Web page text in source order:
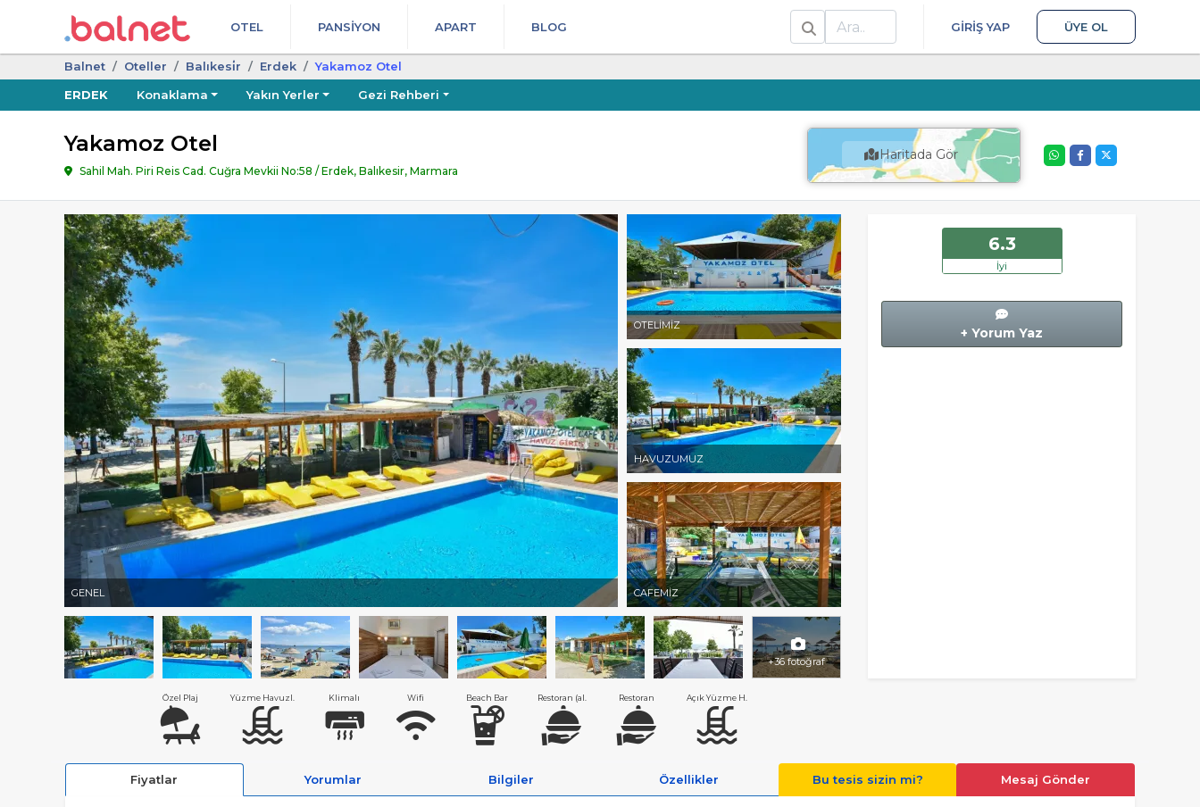
OTEL PANSIYON APART BLOG
Ara
GIRIŞ YAP ÜYE OL
Balnet Oteller Balıkesi̇r Erdek
Yakamoz Otel
ERDEK
Konaklama Yakın Yerler Gezi Rehberi
Yakamoz Otel
Sahil Mah. Piri Reis Cad. Cuğra Mevkii No:58 / Erdek, Balıkesir, Marmara
Haritada Gör
GENEL
OTELİMİZ
HAVUZUMUZ
CAFEMİZ
+36 fotoğraf
6.3
İyi
+ Yorum Yaz
Özel Plaj Yüzme Havuzl. Klimalı Wifi Beach Bar Restoran (al. Restoran Açık Yüzme H.
Fiyatlar Yorumlar Bilgiler Özellikler Bu tesis sizin mi? Mesaj Gönder